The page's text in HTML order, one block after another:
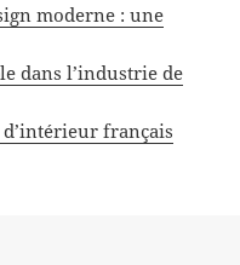
moderne : une
dans l’industrie de
français